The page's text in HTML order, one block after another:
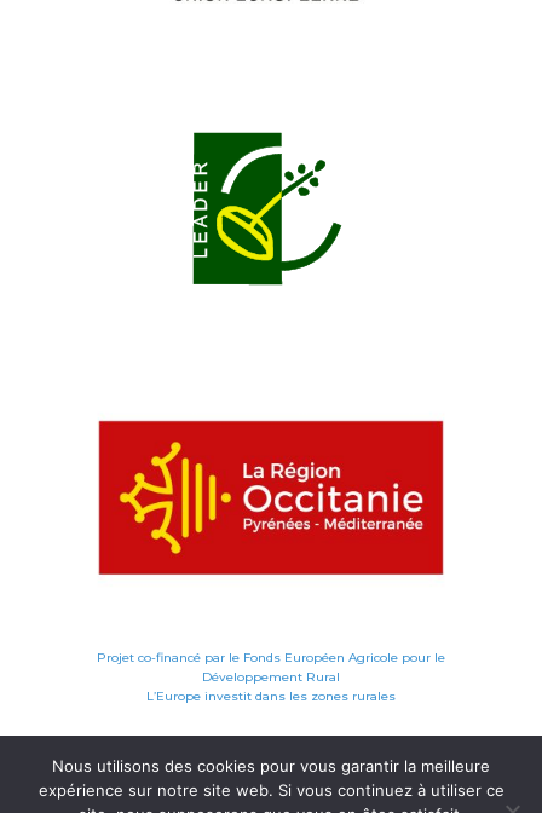
Projet co-financé par le Fonds Européen Agricole pour le
Développement Rural
L’Europe investit dans les zones rurales
Nous utilisons des cookies pour vous garantir la meilleure
expérience sur notre site web. Si vous continuez à utiliser ce